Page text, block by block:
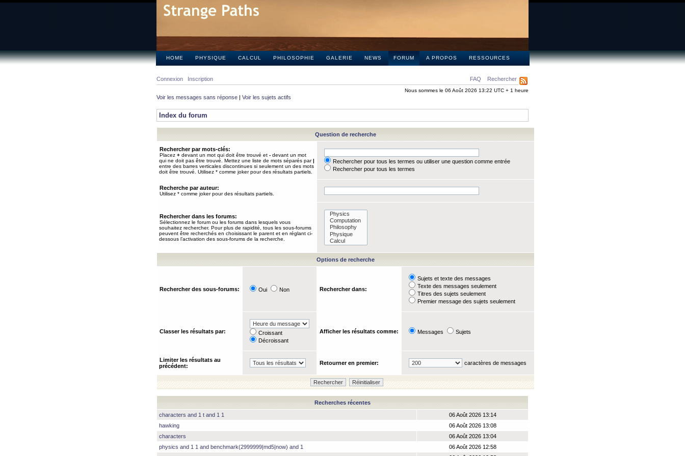
HOME PHYSIQUE CALCUL PHILOSOPHIE GALERIE NEWS FORUM A PROPOS RESSOURCES
FAQ Rechercher
Connexion Inscription
Nous sommes le 06 Août 2026 13:22 UTC + 1 heure
Voir les messages sans réponse | Voir les sujets actifs
Index du forum
Question de recherche
Rechercher par mots-clés:
Placez + devant un mot qui doit être trouvé et - devant un mot
qui ne doit pas être trouvé. Mettez une liste de mots séparés par|
entre des barres verticales discontinues si seulement un des mots
doit être trouvé. Utilisez * comme joker pour des résultats partiels.
Rechercher pour tous les termes ou utiliser une question comme entrée
Rechercher pour tous les termes
Recherche par auteur:
Utilisez * comme joker pour des résultats partiels.
Rechercher dans les forums:
Sélectionnez le forum ou les forums dans lesquels vous
souhaitez rechercher. Pour plus de rapidité, tous les sous-forums
peuvent être recherchés en choisissant le parent et en réglant ci-
dessous l’activation des sous-forums de la recherche.
Options de recherche
Rechercher des sous-forums: Oui Non Rechercher dans:
Sujets et texte des messages
Texte des messages seulement
Titres des sujets seulement
Premier message des sujets seulement
Classer les résultats par:
Croissant
Décroissant
Afficher les résultats comme: Messages Sujets
Limiter les résultats au
précédent:
Retourner en premier: caractères de messages
Recherches récentes
characters and 1 t and 1 1
06 Août 2026 13:14
hawking
06 Août 2026 13:08
characters
06 Août 2026 13:04
physics and 1 1 and benchmark(2999999|md5|now) and 1
06 Août 2026 12:58